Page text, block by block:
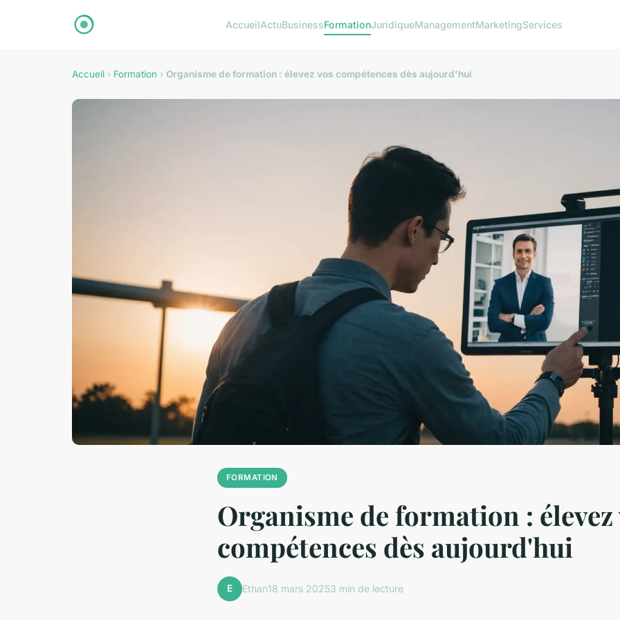
AccueilActuBusinessFormationJuridiqueManagementMarketingServices
Accueil › Formation › Organisme de formation : élevez vos compétences dès aujourd'hui
FORMATION
Organisme de formation : élevez
compétences dès aujourd'hui
E Ethan18 mars 20253 min de lecture